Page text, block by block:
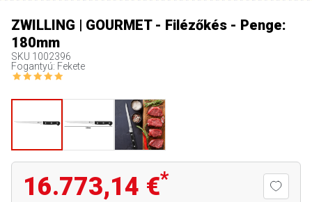
ZWILLING | GOURMET - Filézőkés - Penge:
180mm
SKU 1002396
Fogantyú: Fekete
16.773,14 €*